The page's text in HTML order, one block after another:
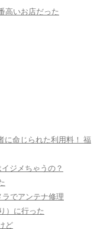
高いお店だった
に命じられた利用料！ 福
ジメちゃうの？
でアンテナ修理
）に行った
ど